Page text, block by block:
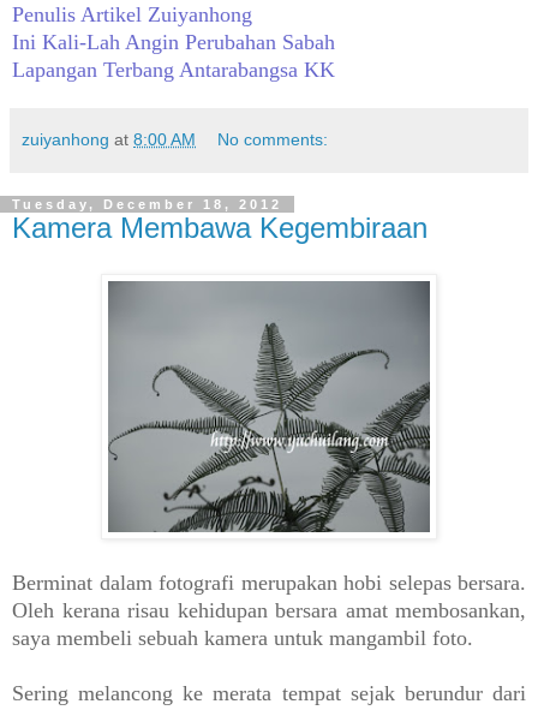
Penulis Artikel Zuiyanhong
Ini Kali-Lah Angin Perubahan Sabah
Lapangan Terbang Antarabangsa KK
zuiyanhong at 8:00 AM No comments:
Tuesday, December 18, 2012
Kamera Membawa Kegembiraan
Berminat dalam fotografi merupakan hobi selepas bersara.
Oleh kerana risau kehidupan bersara amat membosankan,
saya membeli sebuah kamera untuk mangambil foto.
Sering melancong ke merata tempat sejak berundur dari